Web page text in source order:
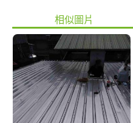
相似圖片